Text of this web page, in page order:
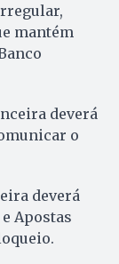
mantém
deverá
o
deverá
Apostas